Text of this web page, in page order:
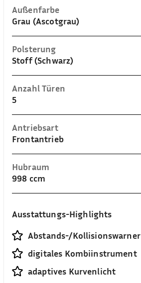
Außenfarbe
Grau (Ascotgrau)
Polsterung
Stoff (Schwarz)
Anzahl Türen
5
Antriebsart
Frontantrieb
Hubraum
998 ccm
Ausstattungs-Highlights
Abstands-/Kollisionswarner
digitales Kombiinstrument
adaptives Kurvenlicht